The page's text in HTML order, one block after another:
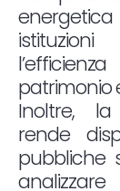
patrimonio
Inoltre, la
rende
pubbliche